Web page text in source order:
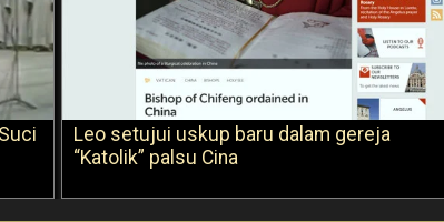
Leo setujui uskup baru dalam gereja
“Katolik” palsu Cina